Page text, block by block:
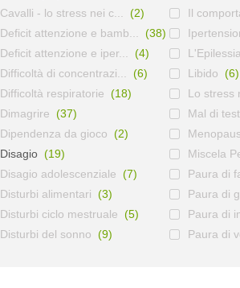
Cavalli - lo stress nei c...
(2)
Deficit attenzione e bamb...
(38)
Deficit attenzione e iper...
(4)
Difficoltà di concentrazi...
(6)
Difficoltà respiratorie (18)
Dimagrire (37)
Dipendenza da gioco (2)
Disagio (19)
Disagio adolescenziale (7)
Disturbi alimentari (3)
Disturbi ciclo mestruale (5)
Disturbi del sonno (9)
Il
Libido (6)
Lo stress
Mal di
Miscela
Paura di
Paura di
Paura di
Paura di